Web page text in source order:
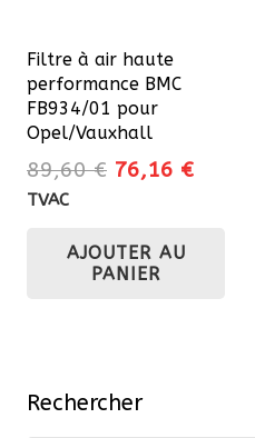
Filtre à air haute
performance BMC
FB934/01 pour
Opel/Vauxhall
89,60€ Le
était :
89,60 €.
76,16 €Le
TVAC
AJOUTER AU
PANIER
Rechercher